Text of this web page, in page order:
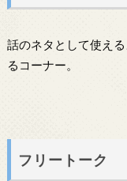
話のネタとして使え
るコーナー。
フリートーク